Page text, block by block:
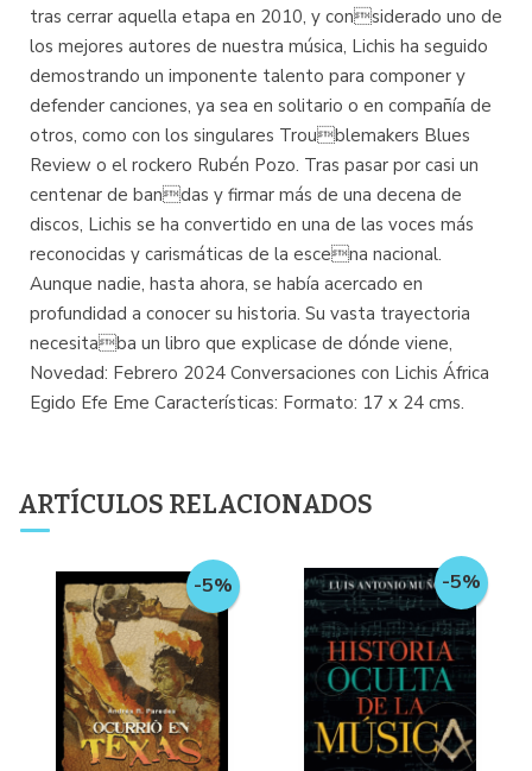
tras cerrar aquella etapa en 2010, y considerado uno de
los mejores autores de nuestra música, Lichis ha seguido
demostrando un imponente talento para componer y
defender canciones, ya sea en solitario o en compañía de
otros, como con los singulares Troublemakers Blues
Review o el rockero Rubén Pozo. Tras pasar por casi un
centenar de bandas y firmar más de una decena de
discos, Lichis se ha convertido en una de las voces más
reconocidas y carismáticas de la escena nacional.
Aunque nadie, hasta ahora, se había acercado en
profundidad a conocer su historia. Su vasta trayectoria
necesitaba un libro que explicase de dónde viene,
Novedad: Febrero 2024 Conversaciones con Lichis África
Egido Efe Eme Características: Formato: 17 x 24 cms.
ARTÍCULOS RELACIONADOS
-5% -5%